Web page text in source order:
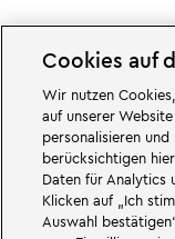
Großartiges erwartet
Freizeitparks
Attraktionenund jede
ist einFreizeitparkfür
Der LEGOLAND Park
ist einer der größten
und beliebtesten
68 Attraktionen und
Cookies auf
Wir nutzen
auf unserer
personalisieren
berücksichtigen
Daten für Analytics
Klicken auf „Ich
Auswahl